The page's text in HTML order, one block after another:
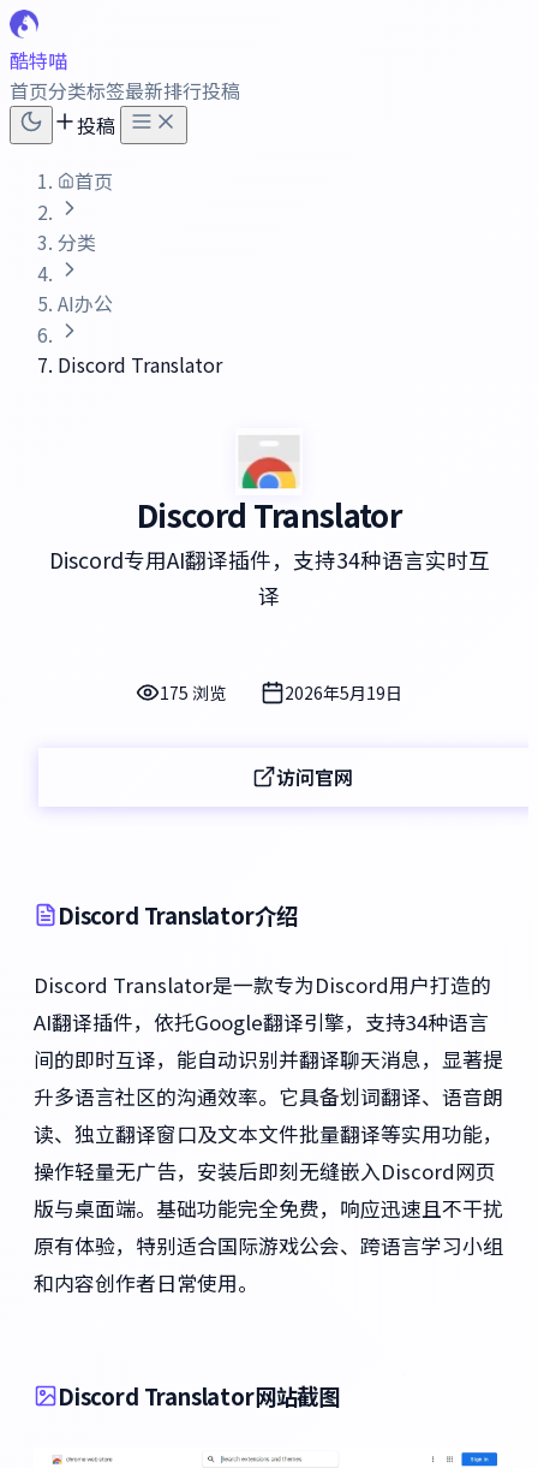
酷特喵
首页分类标签最新排行投稿
投稿
首页
分类
AI办公
Discord Translator
Discord Translator
Discord专用AI翻译插件，支持34种语言实时互
译
175 浏览 2026年5月19日
访问官网
Discord Translator介绍
Discord Translator是一款专为Discord用户打造的
AI翻译插件，依托Google翻译引擎，支持34种语言
间的即时互译，能自动识别并翻译聊天消息，显著提
升多语言社区的沟通效率。它具备划词翻译、语音朗
读、独立翻译窗口及文本文件批量翻译等实用功能，
操作轻量无广告，安装后即刻无缝嵌入Discord网页
版与桌面端。基础功能完全免费，响应迅速且不干扰
原有体验，特别适合国际游戏公会、跨语言学习小组
和内容创作者日常使用。
Discord Translator网站截图